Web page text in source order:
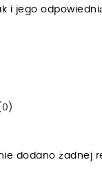
i jego
dodano żadnej